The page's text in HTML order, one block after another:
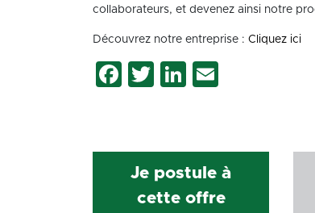
collaborateurs, et devenez ainsi notre
Découvrez notre entreprise : Cliquez ici
Je postule à
cette offre